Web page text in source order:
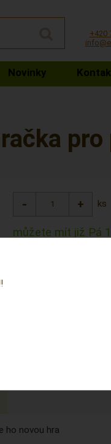
+420
Novinky
pro
ks
můžete mít již Pá
ho novou hra